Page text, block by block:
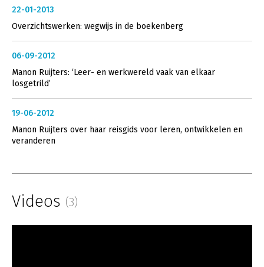
22-01-2013
Overzichtswerken: wegwijs in de boekenberg
06-09-2012
Manon Ruijters: ‘Leer- en werkwereld vaak van elkaar
losgetrild’
19-06-2012
Manon Ruijters over haar reisgids voor leren, ontwikkelen en
veranderen
Videos (3)